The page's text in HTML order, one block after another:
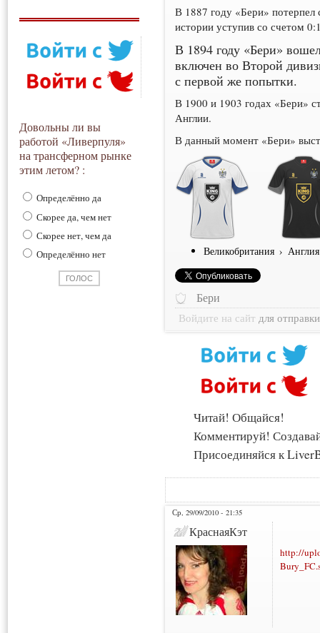
Довольны ли вы
работой «Ливерпуля»
на трансферном рынке
этим летом? :
Определённо да
Скорее да, чем нет
Скорее нет, чем да
Определённо нет
В 1887 году «Бери» потерпел
истории уступив со счетом
В 1894 году «Бери»
включен во Второй
с первой же попытки.
В 1900 и 1903 годах «Бери»
Англии.
В данный момент «Бери»
Великобритания › Англия
Бери
Войдите на сайт для
Читай! Общайся!
Комментируй!
Присоединяйся к
Ср, 29/09/2010 - 21:35
КраснаяКэт
http://